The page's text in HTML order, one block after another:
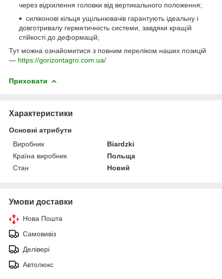
через відхилення головки від вертикального положення;
силіконові кільця ущільнювачів гарантують ідеальну і
довготривалу герметичність системи, завдяки кращій
стійкості до деформацій;
Тут можна ознайомитися з повним переліком наших позицій
— https://gorizontagro.com.ua/
Приховати
Характеристики
Основні атрибути
Виробник
Biardzki
Країна виробник
Польща
Стан
Новий
Умови доставки
Нова Пошта
Самовивіз
Делівері
Автолюкс